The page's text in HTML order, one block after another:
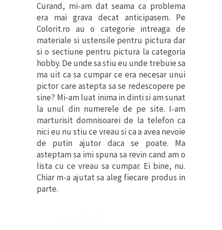
Curand, mi-am dat seama ca problema
era mai grava decat anticipasem. Pe
Colorit.ro au o categorie intreaga de
materiale si ustensile pentru pictura dar
si o sectiune pentru pictura la categoria
hobby. De unde sa stiu eu unde trebuie sa
ma uit ca sa cumpar ce era necesar unui
pictor care astepta sa se redescopere pe
sine? Mi-am luat inima in dinti si am sunat
la unul din numerele de pe site. I-am
marturisit domnisoarei de la telefon ca
nici eu nu stiu ce vreau si ca a avea nevoie
de putin ajutor daca se poate. Ma
asteptam sa imi spuna sa revin cand am o
lista cu ce vreau sa cumpar. Ei bine, nu.
Chiar m-a ajutat sa aleg fiecare produs in
parte.